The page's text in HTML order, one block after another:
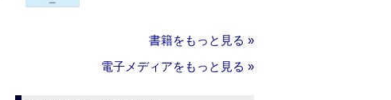
書籍をもっと見る »
電子メディアをもっと見る »